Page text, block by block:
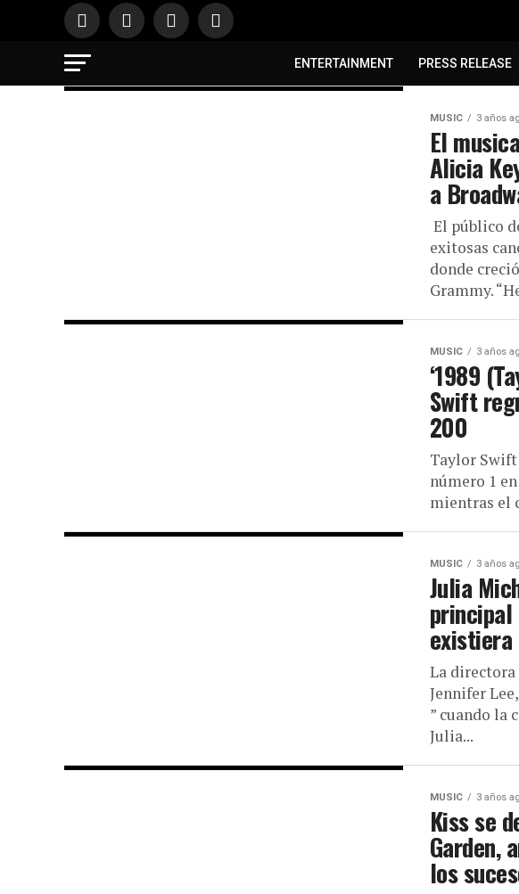
ENTERTAINMENT PRESS RELEASE
MUSIC 3 años
El
Alicia
a
El público
exitosas
donde
Grammy.
MUSIC 3 años
‘1989
Swift
200
Taylor Swift
número 1
mientras el
MUSIC 3 años
Julia
principal
La
Jennifer
” cuando la
Julia...
MUSIC 3 años
Kiss se
Garden,
los